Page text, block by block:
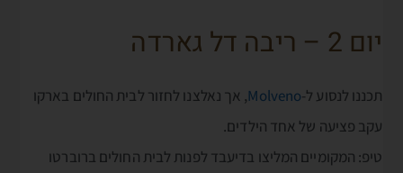
יום 2 – ריבה דל גארדה
תכננו לנסוע ל-Molveno, אך נאלצנו לחזור לבית החולים בארקו
עקב פציעה של אחד הילדים.
טיפ: המקומיים המליצו בדיעבד לפנות לבית החולים ברוברטו